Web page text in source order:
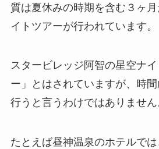
質は夏休みの時期を含む３ヶ
イトツアーが行われています。
スタービレッジ阿智の星空ナ
ー」とはされていますが、時
行うと言うわけではありません
たとえば昼神温泉のホテルで